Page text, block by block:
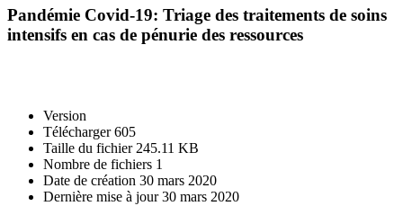
Pandémie Covid-19: Triage des traitements de soins
intensifs en cas de pénurie des ressources
Version
Télécharger605
Taille du fichier245.11 KB
Nombre de fichiers 1
Date de création 30 mars 2020
Dernière mise à jour30 mars 2020